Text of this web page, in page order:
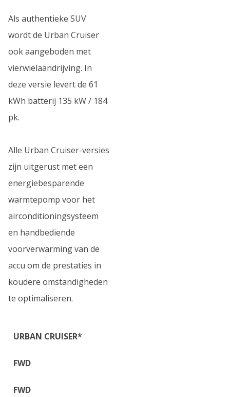
Als authentieke SUV
wordt de Urban Cruiser
ook aangeboden met
vierwielaandrijving. In
deze versie levert de 61
kWh batterij 135 kW / 184
pk.
Alle Urban Cruiser-versies
zijn uitgerust met een
energiebesparende
warmtepomp voor het
airconditioningsysteem
en handbediende
voorverwarming van de
accu om de prestaties in
koudere omstandigheden
te optimaliseren.
URBAN CRUISER*
FWD
FWD